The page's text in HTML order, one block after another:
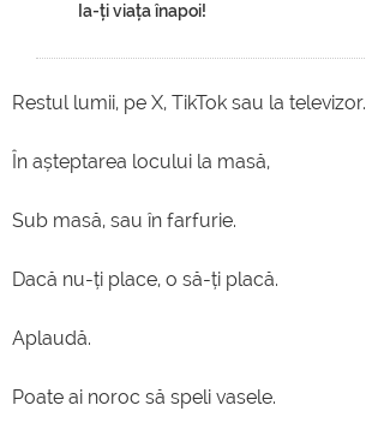
Ia-ți viața înapoi!
Restul lumii, pe X, TikTok sau la televizor.
În așteptarea locului la masă,
Sub masă, sau în farfurie.
Dacă nu-ți place, o să-ți placă.
Aplaudă.
Poate ai noroc să speli vasele.